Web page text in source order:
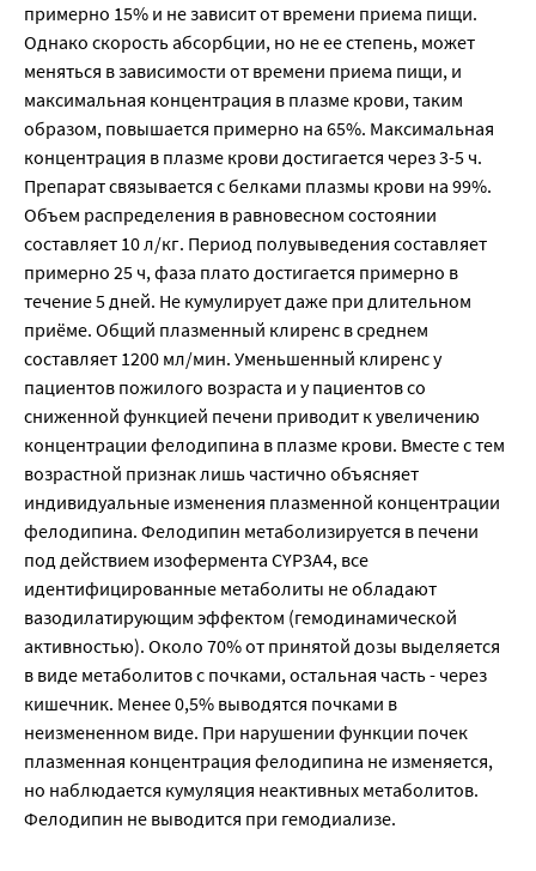
примерно 15% и не зависит от времени приема пищи.
Однако скорость абсорбции, но не ее степень, может
меняться в зависимости от времени приема пищи, и
максимальная концентрация в плазме крови, таким
образом, повышается примерно на 65%. Максимальная
концентрация в плазме крови достигается через 3-5 ч.
Препарат связывается с белками плазмы крови на 99%.
Объем распределения в равновесном состоянии
составляет 10 л/кг. Период полувыведения составляет
примерно 25 ч, фаза плато достигается примерно в
течение 5 дней. Не кумулирует даже при длительном
приёме. Общий плазменный клиренс в среднем
составляет 1200 мл/мин. Уменьшенный клиренс у
пациентов пожилого возраста и у пациентов со
сниженной функцией печени приводит к увеличению
концентрации фелодипина в плазме крови. Вместе с тем
возрастной признак лишь частично объясняет
индивидуальные изменения плазменной концентрации
фелодипина. Фелодипин метаболизируется в печени
под действием изофермента CYP3A4, все
идентифицированные метаболиты не обладают
вазодилатирующим эффектом (гемодинамической
активностью). Около 70% от принятой дозы выделяется
в виде метаболитов с почками, остальная часть - через
кишечник. Менее 0,5% выводятся почками в
неизмененном виде. При нарушении функции почек
плазменная концентрация фелодипина не изменяется,
но наблюдается кумуляция неактивных метаболитов.
Фелодипин не выводится при гемодиализе.